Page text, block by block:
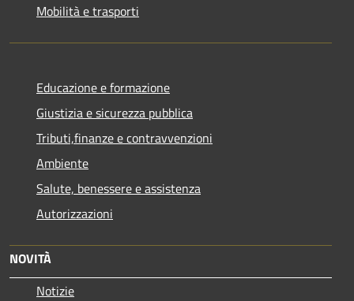
Mobilità e trasporti
Educazione e formazione
Giustizia e sicurezza pubblica
Tributi,finanze e contravvenzioni
Ambiente
Salute, benessere e assistenza
Autorizzazioni
NOVITÀ
Notizie